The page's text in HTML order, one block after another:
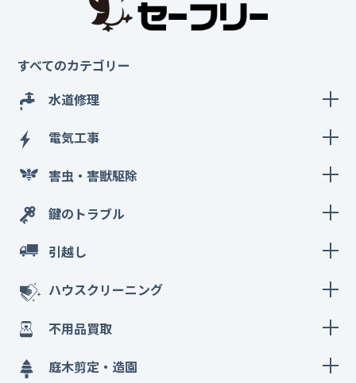
すべてのカテゴリー
水道修理
電気工事
害虫・害獣駆除
鍵のトラブル
引越し
ハウスクリーニング
不用品買取
庭木剪定・造園